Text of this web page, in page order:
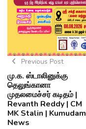
Previous Post
மு.க. ஸ்டாலினுக்கு
தெலுங்கானா
முதலமைச்சர் கடிதம் |
Revanth Reddy | CM
MK Stalin | Kumudam
News